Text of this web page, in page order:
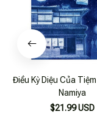
Điều Kỳ Diệu Của
Namiya
$21.99 USD